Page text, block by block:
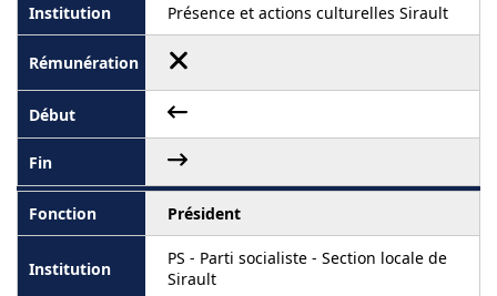
Présence et actions culturelles Sirault
Président
PS - Parti socialiste - Section locale de
Sirault